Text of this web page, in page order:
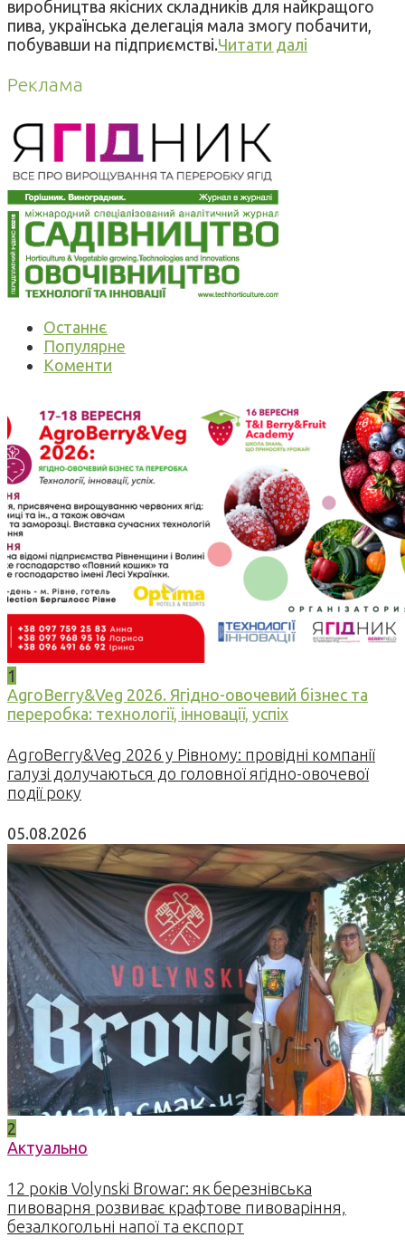
виробництва якісних складників для найкращого
пива, українська делегація мала змогу побачити,
побувавши на підприємстві.Читати далі
Реклама
Останнє
Популярне
Коменти
1
AgroBerry&Veg 2026. Ягідно-овочевий бізнес та
переробка: технології, інновації, успіх
AgroBerry&Veg 2026 у Рівному: провідні компанії
галузі долучаються до головної ягідно-овочевої
події року
05.08.2026
2
Актуально
12 років Volynski Browar: як березнівська
пивоварня розвиває крафтове пивоваріння,
безалкогольні напої та експорт